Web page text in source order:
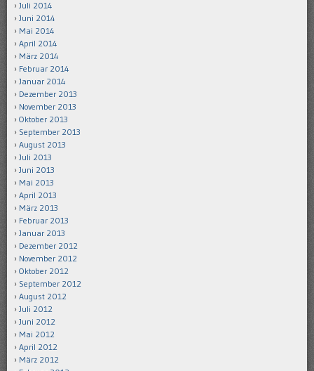
Juli 2014
Juni 2014
Mai 2014
April 2014
März 2014
Februar 2014
Januar 2014
Dezember 2013
November 2013
Oktober 2013
September 2013
August 2013
Juli 2013
Juni 2013
Mai 2013
April 2013
März 2013
Februar 2013
Januar 2013
Dezember 2012
November 2012
Oktober 2012
September 2012
August 2012
Juli 2012
Juni 2012
Mai 2012
April 2012
März 2012